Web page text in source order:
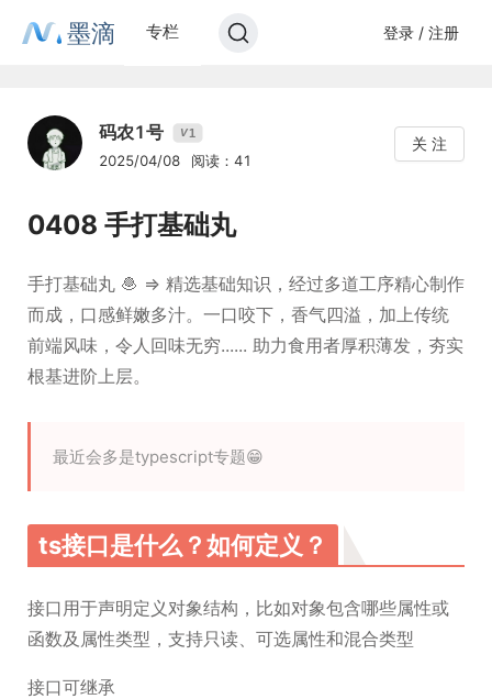
墨滴 专栏 登录 / 注册
码农1号 V1
2025/04/08 阅读：41
关 注
0408 手打基础丸
手打基础丸 🧆 => 精选基础知识，经过多道工序精心制作
而成，口感鲜嫩多汁。一口咬下，香气四溢，加上传统
前端风味，令人回味无穷...... 助力食用者厚积薄发，夯实
根基进阶上层。
最近会多是typescript专题😁
ts接口是什么？如何定义？
接口用于声明定义对象结构，比如对象包含哪些属性或
函数及属性类型，支持只读、可选属性和混合类型
接口可继承